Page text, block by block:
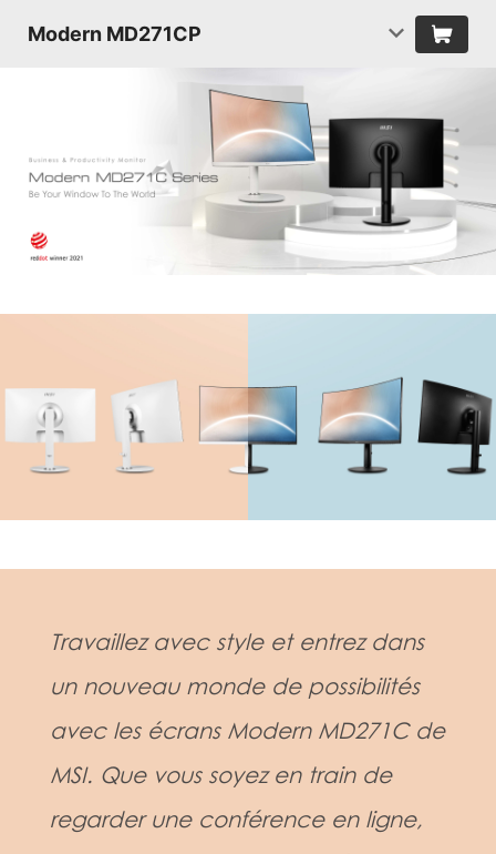
Modern MD271CP
Travaillez avec style et entrez dans
un nouveau monde de possibilités
avec les écrans Modern MD271C de
MSI. Que vous soyez en train de
regarder une conférence en ligne,